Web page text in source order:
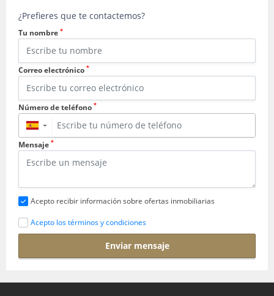
¿Prefieres que te contactemos?
Tu nombre *
Correo electrónico *
Número de teléfono *
▼
Mensaje *
Acepto recibir información sobre ofertas inmobiliarias
Acepto los términos y condiciones
Enviar mensaje